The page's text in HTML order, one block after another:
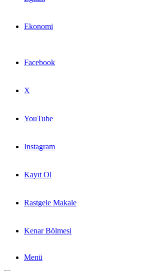
Ekonomi
Facebook
X
YouTube
Instagram
Kayıt Ol
Rastgele Makale
Kenar Bölmesi
Menü